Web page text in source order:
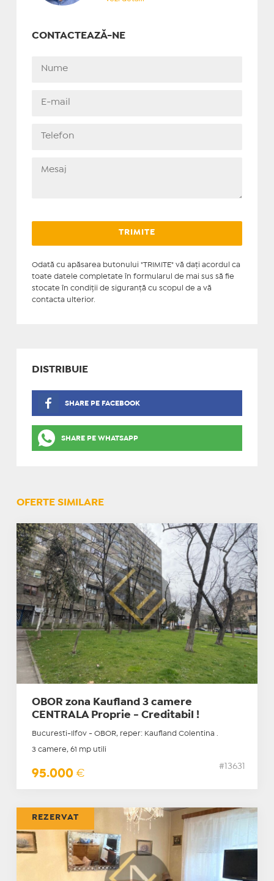
CONTACTEAZĂ-NE
Odată cu apăsarea butonului "TRIMITE" vă daţi acordul ca
toate datele completate în formularul de mai sus să fie
stocate în condiţii de siguranţă cu scopul de a vă
contacta ulterior.
DISTRIBUIE
SHARE PE FACEBOOK
SHARE PE WHATSAPP
OFERTE SIMILARE
OBOR zona Kaufland 3 camere
CENTRALA Proprie - Creditabil !
Bucuresti-Ilfov - OBOR, reper: Kaufland Colentina .
3 camere, 61 mp utili
95.000 €
#13631
REZERVAT